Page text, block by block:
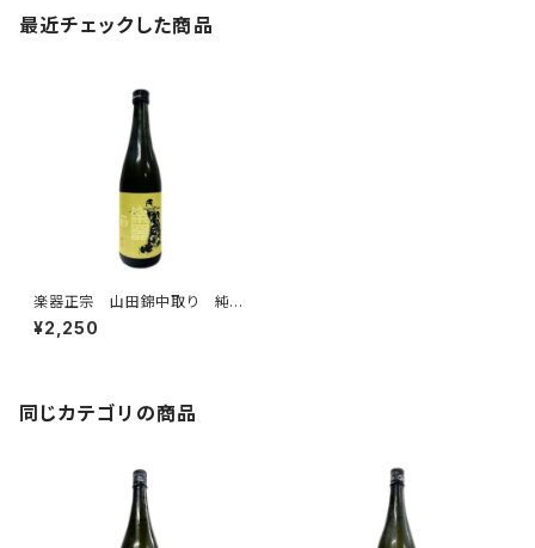
最近チェックした商品
楽器正宗 山田錦中取り 純米
吟醸 720ml
¥2,250
同じカテゴリの商品